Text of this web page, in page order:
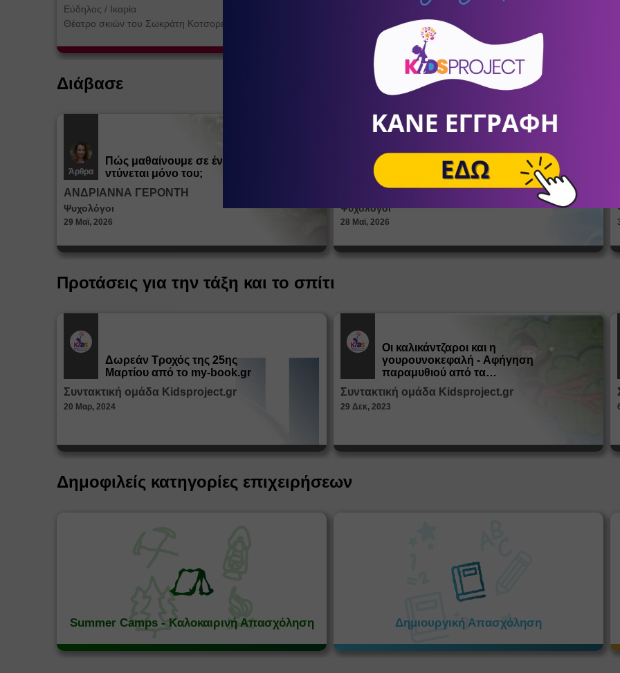
Εύδηλος / Ικαρία
Θέατρο σκιών του Σωκράτη Κοτσορέ
Θέατρο σκιών του Σωκράτη Κοτσορέ
Διάβασε
Άρθρα
Πώς μαθαίνουμε σε ένα παιδί να
ντύνεται μόνο του;
ΑΝΔΡΙΑΝΝΑ ΓΕΡΟΝΤΗ
Ψυχολόγοι
29 Μαϊ, 2026
τους; Η σημασία της σεξουαλικής
αγωγής στη διαμόρφωση της
ταυτότητας
ΑΝΔΡΙΑΝΝΑ ΓΕΡΟΝΤΗ
Ψυχολόγοι
28 Μαϊ, 2026
Προτάσεις για την τάξη και το σπίτι
Δωρεάν Tροχός της 25ης
Μαρτίου από το my-book.gr
Συντακτική ομάδα Kidsproject.gr
20 Μαρ, 2024
Οι καλικάντζαροι και η
γουρουνοκεφαλή - Αφήγηση
παραμυθιού από τα
Παραμυθοκαμώματα
Συντακτική ομάδα Kidsproject.gr
29 Δεκ, 2023
Δημοφιλείς κατηγορίες επιχειρήσεων
Summer Camps - Καλοκαιρινή Απασχόληση Δημιουργική Απασχόληση